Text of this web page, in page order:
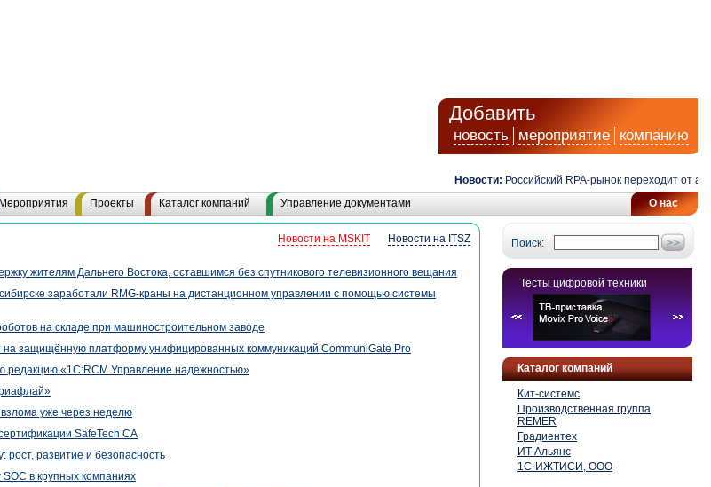
Добавить
новость мероприятие компанию
Новости: Российский RPA-рынок переходит от
О нас
Мероприятия Проекты Каталог компаний Управление документами
Поиск:
Тесты цифровой техники
Каталог компаний
Кит-системс
Производственная группа
REMER
Градиентех
ИТ Альянс
1С-ИЖТИСИ, ООО
Новости на ITSZ
Новости на MSKIT
жителям Дальнего Востока, оставшимся без спутникового телевизионного вещания
заработали RMG-краны на дистанционном управлении с помощью системы
на складе при машиностроительном заводе
защищённую платформу унифицированных коммуникаций CommuniGate Pro
редакцию «1С:RCM Управление надежностью»
уже через неделю
SafeTech CA
рост, развитие и безопасность
в крупных компаниях